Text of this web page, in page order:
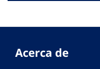
Acerca de